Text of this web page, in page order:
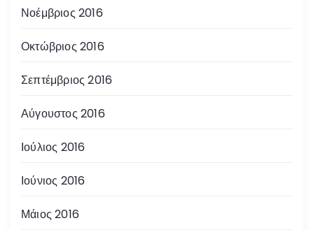
Νοέμβριος 2016
Οκτώβριος 2016
Σεπτέμβριος 2016
Αύγουστος 2016
Ιούλιος 2016
Ιούνιος 2016
Μάιος 2016